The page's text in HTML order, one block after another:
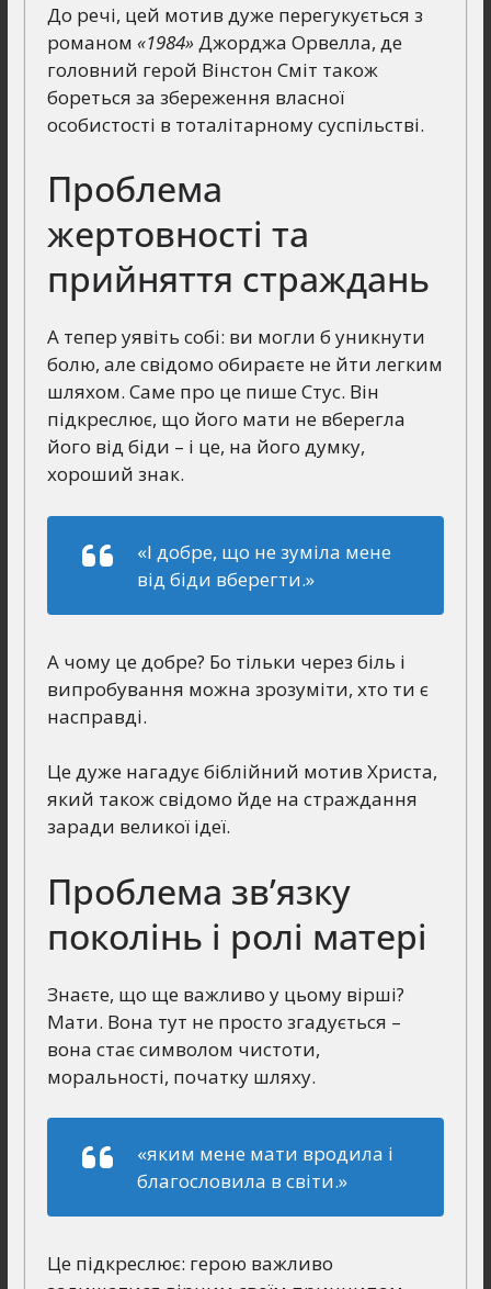
До речі, цей мотив дуже перегукується з
романом «1984»Джорджа Орвелла, де
головний герой Вінстон Сміт також
бореться за збереження власної
особистості в тоталітарному суспільстві.
Проблема
жертовності та
прийняття страждань
А тепер уявіть собі: ви могли б уникнути
болю, але свідомо обираєте не йти легким
шляхом. Саме про це пише Стус. Він
підкреслює, що його мати не вберегла
його від біди – і це, на його думку,
хороший знак.
«І добре, що не зуміла мене
від біди вберегти.»
А чому це добре? Бо тільки через біль і
випробування можна зрозуміти, хто ти є
насправді.
Це дуже нагадує біблійний мотив Христа,
який також свідомо йде на страждання
заради великої ідеї.
Проблема зв’язку
поколінь і ролі матері
Знаєте, що ще важливо у цьому вірші?
Мати. Вона тут не просто згадується –
вона стає символом чистоти,
моральності, початку шляху.
«яким мене мати вродила і
благословила в світи.»
Це підкреслює: герою важливо